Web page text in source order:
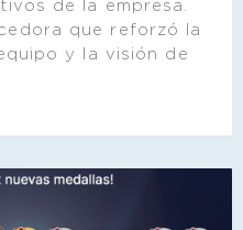
de la empresa.
que reforzó la
y la visión de